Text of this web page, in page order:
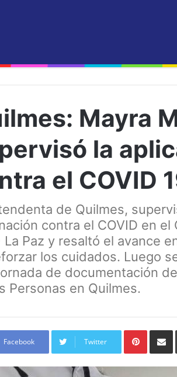
Mayra
la
el COVID
de Quilmes,
contra el COVID en
La Paz y resaltó el avance
los cuidados. Luego
de documentación
Personas en Quilmes.
Facebook Twitter